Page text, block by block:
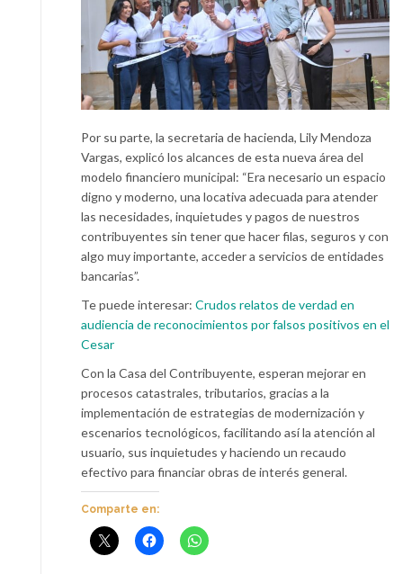
Por su parte, la secretaria de hacienda, Lily Mendoza
Vargas, explicó los alcances de esta nueva área del
modelo financiero municipal: “Era necesario un espacio
digno y moderno, una locativa adecuada para atender
las necesidades, inquietudes y pagos de nuestros
contribuyentes sin tener que hacer filas, seguros y con
algo muy importante, acceder a servicios de entidades
bancarias”.
Te puede interesar: Crudos relatos de verdad en
audiencia de reconocimientos por falsos positivos en el
Cesar
Con la Casa del Contribuyente, esperan mejorar en
procesos catastrales, tributarios, gracias a la
implementación de estrategias de modernización y
escenarios tecnológicos, facilitando así la atención al
usuario, sus inquietudes y haciendo un recaudo
efectivo para financiar obras de interés general.
Comparte en: